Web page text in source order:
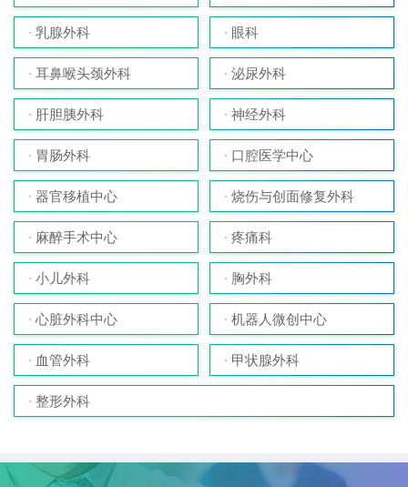
乳腺外科 眼科
耳鼻喉头颈外科 泌尿外科
肝胆胰外科 神经外科
胃肠外科 口腔医学中心
器官移植中心 烧伤与创面修复外科
麻醉手术中心 疼痛科
小儿外科 胸外科
心脏外科中心 机器人微创中心
血管外科 甲状腺外科
整形外科